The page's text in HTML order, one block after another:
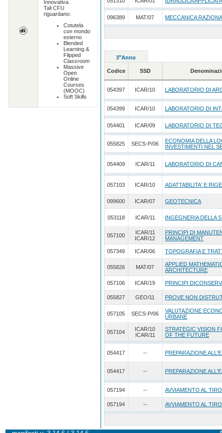
Innovativa.
Tali CFU
riguardano:
Cotutela
con mondo
esterno
Blended
Learning &
Flipped
Classroom
Massive
Open
Online
Courses
(MOOC)
Soft Skills
096389 MAT/07 MECCANICA
3oAnno
Codice SSD
054397 ICAR/10 LABORATORIO DI
054399 ICAR/10 LABORATORIO DI
054401 ICAR/09 LABORATORIO DI
055825 SECS-P/06
ECONOMIA DELLA
INVESTIMENTI NEL
054409 ICAR/11 LABORATORIO DI
057103 ICAR/10 ADATTABILITA' E
099600 ICAR/07 GEOTECNICA
053118 ICAR/11 INGEGNERIA DELLA
057100
ICAR/11
ICAR/12
PRINCIPI DI
MANAGEMENT
057349 ICAR/06 TOPOGRAFIA E
055826 MAT/07
APPLIED
ARCHITECTURE
057106 ICAR/19 PRINCIPI
055827 GEO/11 PROVE NON
057105 SECS-P/06
VALUTAZIONE
URBANE
057104
ICAR/10
ICAR/11
STRATEGIC VISION
OF THE FUTURE
054417 -- PREPARAZIONE
054417 -- PREPARAZIONE
057194 -- AVVIAMENTO AL
057194 -- AVVIAMENTO AL